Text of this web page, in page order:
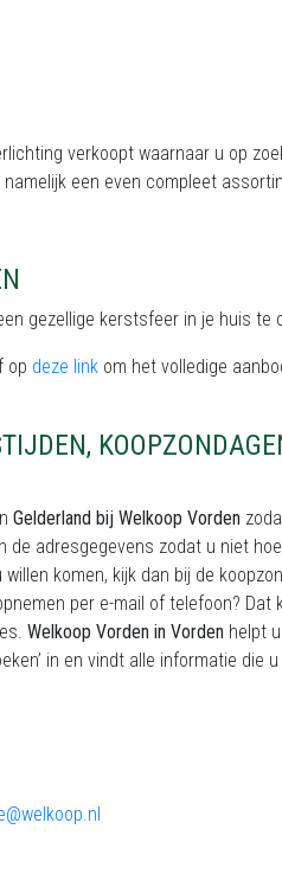
verkoopt waarnaar u op
een even compleet
gezellige kerstsfeer in je huis te
op deze link om het volledige
Gelderland bij Welkoop Vorden
de adresgegevens zodat u niet
komen, kijk dan bij de
per e-mail of telefoon?
Welkoop Vorden in Vorden helpt
in en vindt alle informatie die